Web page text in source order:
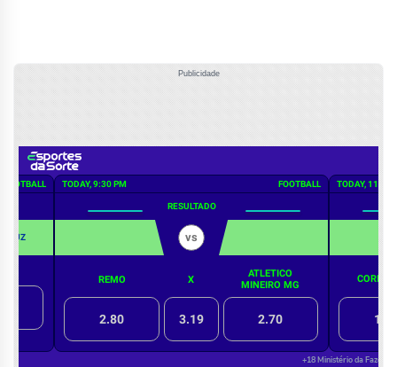
Publicidade